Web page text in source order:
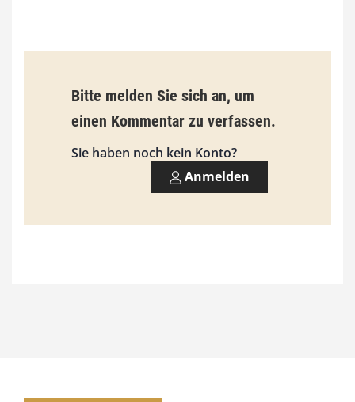
9
3
0
0
Bitte melden Sie sich an, um
einen Kommentar zu verfassen.
Sie haben noch kein Konto?
Anmelden